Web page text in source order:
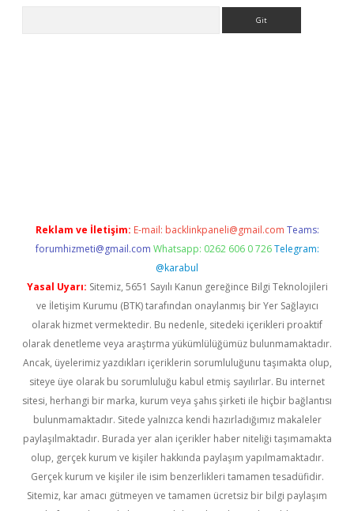
Reklam ve İletişim: E-mail: backlinkpaneli@gmail.com Teams:
forumhizmeti@gmail.com Whatsapp: 0262 606 0 726 Telegram:
@karabul
Yasal Uyarı: Sitemiz, 5651 Sayılı Kanun gereğince Bilgi Teknolojileri
ve İletişim Kurumu (BTK) tarafından onaylanmış bir Yer Sağlayıcı
olarak hizmet vermektedir. Bu nedenle, sitedeki içerikleri proaktif
olarak denetleme veya araştırma yükümlülüğümüz bulunmamaktadır.
Ancak, üyelerimiz yazdıkları içeriklerin sorumluluğunu taşımakta olup,
siteye üye olarak bu sorumluluğu kabul etmiş sayılırlar. Bu internet
sitesi, herhangi bir marka, kurum veya şahıs şirketi ile hiçbir bağlantısı
bulunmamaktadır. Sitede yalnızca kendi hazırladığımız makaleler
paylaşılmaktadır. Burada yer alan içerikler haber niteliği taşımamakta
olup, gerçek kurum ve kişiler hakkında paylaşım yapılmamaktadır.
Gerçek kurum ve kişiler ile isim benzerlikleri tamamen tesadüfidir.
Sitemiz, kar amacı gütmeyen ve tamamen ücretsiz bir bilgi paylaşım